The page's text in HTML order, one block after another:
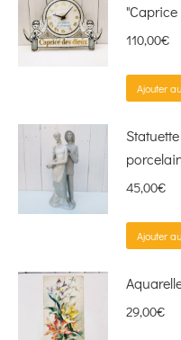
"Caprice
110,00€
Ajouter
45,00€
Ajouter
29,00€